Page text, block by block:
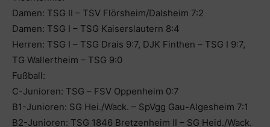
Damen: TSG II – TSV Flörsheim/Dalsheim 7:2
Damen: TSG I – TSG Kaiserslautern 8:4
Herren: TSG I – TSG Drais 9:7, DJK Finthen – TSG I 9:7,
TG Wallertheim – TSG 9:0
Fußball:
C-Junioren: TSG – FSV Oppenheim 0:7
B1-Junioren: SG Hei./Wack. – SpVgg Gau-Algesheim 7:1
B2-Junioren: TSG 1846 Bretzenheim II – SG Heid./Wack.